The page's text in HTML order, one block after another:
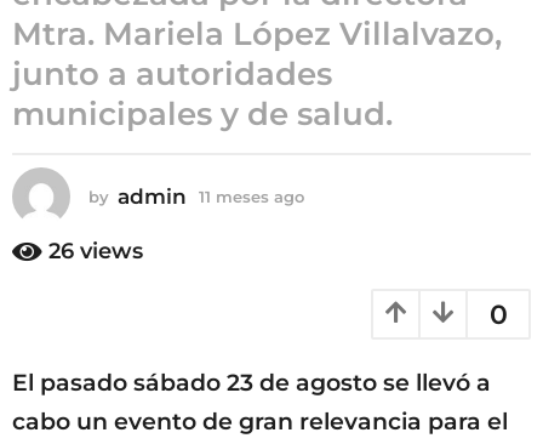
s
e
s
a
g
Mtra. Mariela López Villalvazo,
junto a autoridades
municipales y de salud.
by admin 11 meses ago
g
26 views
0
El pasado sábado 23 de agosto se llevó a
cabo un evento de gran relevancia para el